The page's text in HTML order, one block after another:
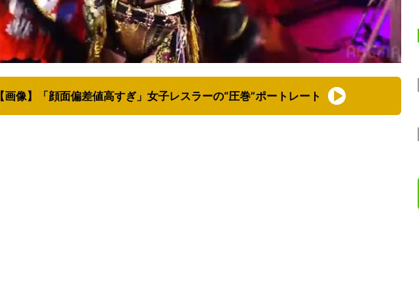
【画像】「顔面偏差値高すぎ」女子レスラーの“圧巻”ポートレート